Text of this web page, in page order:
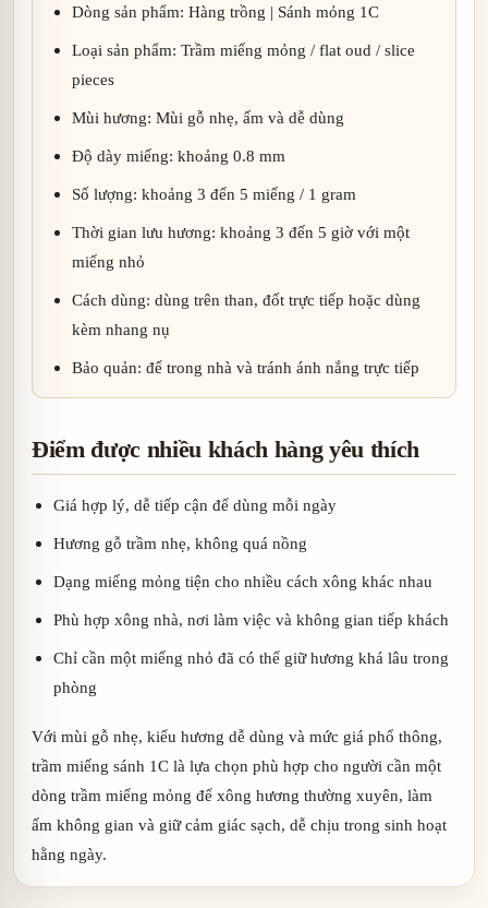
Dòng sản phẩm: Hàng trồng | Sánh mỏng 1C
Loại sản phẩm: Trầm miếng mỏng / flat oud / slice
pieces
Mùi hương: Mùi gỗ nhẹ, ấm và dễ dùng
Độ dày miếng: khoảng 0.8 mm
Số lượng: khoảng 3 đến 5 miếng / 1 gram
Thời gian lưu hương: khoảng 3 đến 5 giờ với một
miếng nhỏ
Cách dùng: dùng trên than, đốt trực tiếp hoặc dùng
kèm nhang nụ
Bảo quản: để trong nhà và tránh ánh nắng trực tiếp
Điểm được nhiều khách hàng yêu thích
Giá hợp lý, dễ tiếp cận để dùng mỗi ngày
Hương gỗ trầm nhẹ, không quá nồng
Dạng miếng mỏng tiện cho nhiều cách xông khác nhau
Phù hợp xông nhà, nơi làm việc và không gian tiếp khách
Chỉ cần một miếng nhỏ đã có thể giữ hương khá lâu trong
phòng
Với mùi gỗ nhẹ, kiểu hương dễ dùng và mức giá phổ thông,
trầm miếng sánh 1C là lựa chọn phù hợp cho người cần một
dòng trầm miếng mỏng để xông hương thường xuyên, làm
ấm không gian và giữ cảm giác sạch, dễ chịu trong sinh hoạt
hằng ngày.